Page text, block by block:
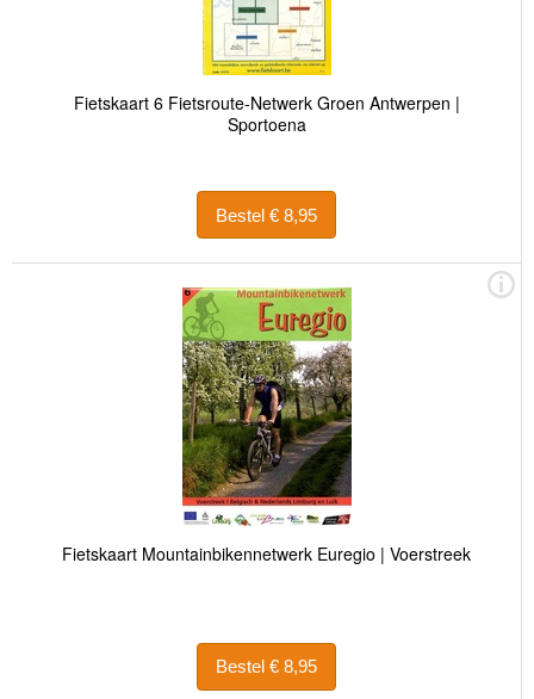
Fietskaart 6 Fietsroute-Netwerk Groen Antwerpen |
Sportoena
Bestel € 8,95
Fietskaart Mountainbikennetwerk Euregio | Voerstreek
Bestel € 8,95